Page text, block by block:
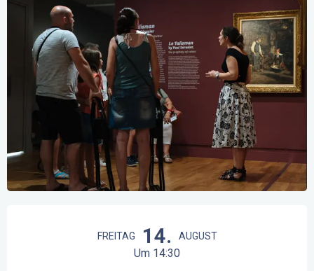
FREITAG 14. AUGUST
Um 14:30